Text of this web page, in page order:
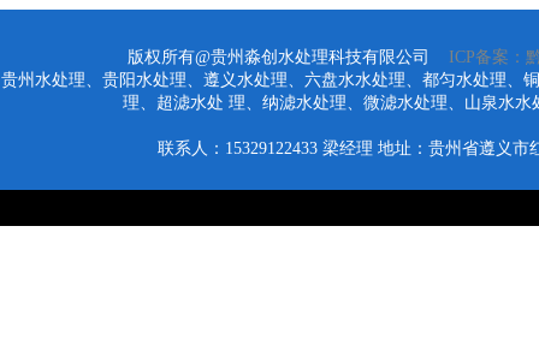
版权所有@贵州淼创水处理科技有限公司 ICP备案：
贵州水处理、贵阳水处理、遵义水处理、六盘水水处理、都匀水处理、
理、超滤水处 理、纳滤水处理、微滤水处理、山泉水
联系人：15329122433 梁经理 地址：贵州省遵义